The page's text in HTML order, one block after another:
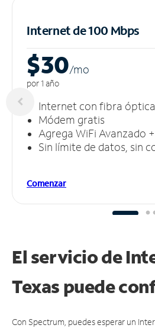
Internet de 100 Mbps
$30/mo
por 1 año
Internet con fibra óptica
Módem gratis
Agrega WiFi Avanzado
Sin límite de datos, sin
Comenzar
El servicio de
Texas puede
Con Spectrum, puedes esperar un